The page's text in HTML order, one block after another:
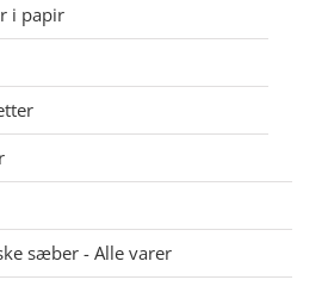
i papir
sæber - Alle varer